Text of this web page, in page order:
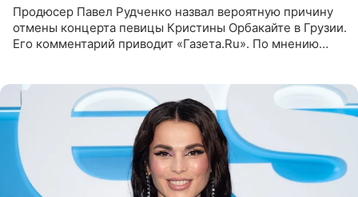
Продюсер Павел Рудченко назвал вероятную причину
отмены концерта певицы Кристины Орбакайте в Грузии.
Его комментарий приводит «Газета.Ru». По мнению